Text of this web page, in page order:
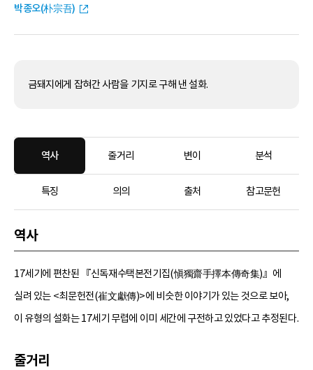
박종오(朴宗吾)
금돼지에게 잡혀간 사람을 기지로 구해 낸 설화.
역사 줄거리 변이 분석
특징 의의 출처 참고문헌
역사
17세기에 편찬된 『신독재수택본전기집(愼獨齋手擇本傳奇集)』에
실려 있는 <최문헌전(崔文獻傳)>에 비슷한 이야기가 있는 것으로 보아,
이 유형의 설화는 17세기 무렵에 이미 세간에 구전하고 있었다고 추정된다.
줄거리